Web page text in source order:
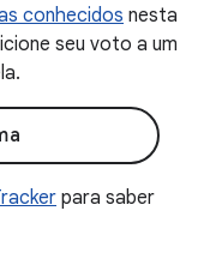
conhecidos nesta
seu voto a um
para saber